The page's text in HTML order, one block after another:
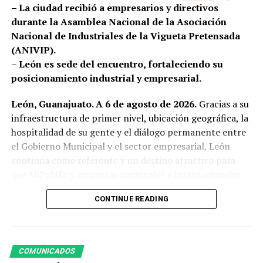
el mapa del deporte internacional.
Con eventos como este, el Parque Metropolitano
reafirma su vocación como un espacio vivo, incluyente y
multifuncional, donde la naturaleza y el deporte se
unen para ofrecer experiencias de calidad a visitantes
– La ciudad recibió a empresarios y directivos
durante la Asamblea Nacional de la Asociación
Nacional de Industriales de la Vigueta Pretensada
(ANIVIP).
– León es sede del encuentro, fortaleciendo su
posicionamiento industrial y empresarial.
León, Guanajuato. A 6 de agosto de 2026.Gracias a su
infraestructura de primer nivel, ubicación geográfica, la
hospitalidad de su gente y el diálogo permanente entre
el Gobierno Municipal y el sector empresarial, León
continúa como referente y un destino atractivo para
de todos los sectores inviertan, crezcan y generen
La presidenta municipal, Ale Gutiérrez, dio la bienvenida
a los integrantes de la Asociación Nacional de
Industriales de la Vigueta Pretensada A.C. (ANIVIP),
CONTINUE READING
COMUNICADOS